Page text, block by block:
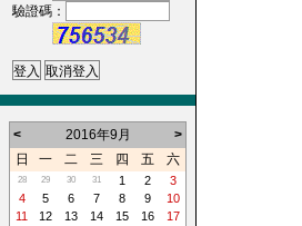
驗證碼：
< 2016年9月
>
日
一 二 三 四 五 六
28 29 30 31 1 2
3
4
5 6 7 8 9
10
11
12 13 14 15 16
17